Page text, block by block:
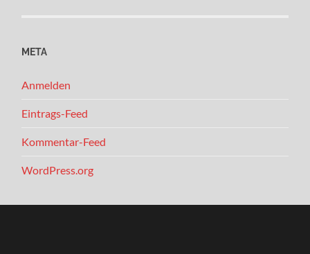
META
Anmelden
Eintrags-Feed
Kommentar-Feed
WordPress.org